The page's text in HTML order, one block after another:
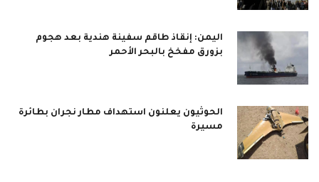
اليمن: إنقاذ طاقم سفينة هندية بعد هجوم
بزورق مفخخ بالبحر الأحمر
الحوثيون يعلنون استهداف مطار نجران بطائرة
مسيرة